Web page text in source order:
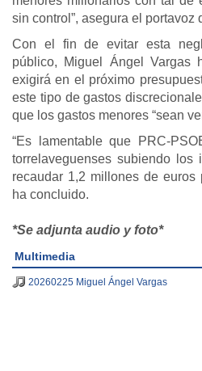
sin control”, asegura el portavoz
Con el fin de evitar esta
público, Miguel Ángel Vargas
exigirá en el próximo
este tipo de gastos
que los gastos menores “sean
“Es lamentable que PRC-
torrelaveguenses subiendo los
recaudar 1,2 millones de euros
ha concluido.
*Se adjunta audio y foto*
Multimedia
20260225 Miguel Ángel Vargas